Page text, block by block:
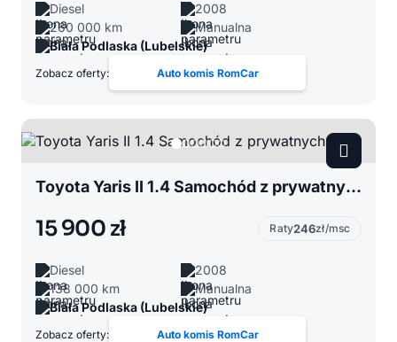
Diesel
2008
260 000 km
Manualna
Biała Podlaska (Lubelskie)
Zobacz oferty: Auto komis RomCar
Toyota Yaris II 1.4 Samochód z prywatnych rąk
15 900 zł Raty246zł/msc
Diesel
2008
138 000 km
Manualna
Biała Podlaska (Lubelskie)
Zobacz oferty: Auto komis RomCar